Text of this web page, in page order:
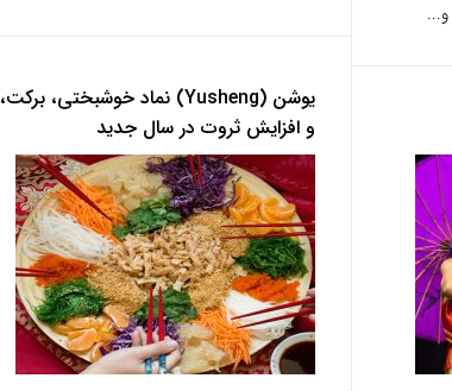
یوشن (Yusheng) نماد خوشبختی، برکت،
و افزایش ثروت در سال جدید